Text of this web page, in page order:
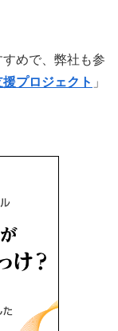
めで、弊社も参
プロジェクト 」